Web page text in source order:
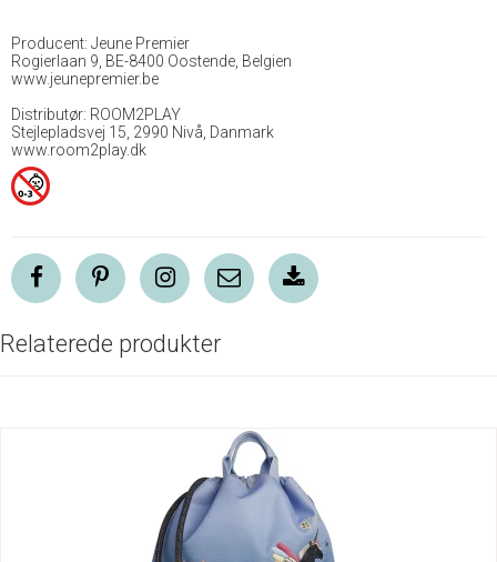
Producent: Jeune Premier
Rogierlaan 9, BE-8400 Oostende, Belgien
www.jeunepremier.be
Distributør: ROOM2PLAY
Stejlepladsvej 15, 2990 Nivå, Danmark
www.room2play.dk
Relaterede produkter